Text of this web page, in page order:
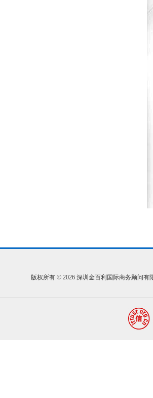
版权所有 © 2026 深圳金百利国际商务顾问